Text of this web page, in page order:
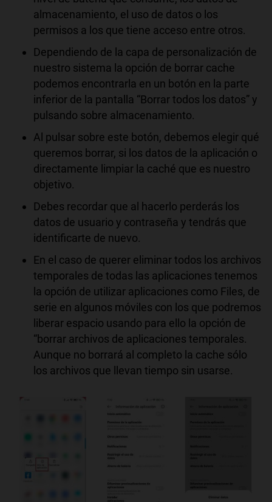
almacenamiento, el uso de datos o los
permisos a los que tiene acceso entre otros.
Dependiendo de la capa de personalización de
nuestro sistema la opción de borrar cache
podemos encontrarla en un botón en la parte
inferior de la pantalla “Borrar todos los datos” y
pulsando sobre almacenamiento.
Al pulsar sobre este botón, debemos elegir qué
queremos borrar, si los datos de la aplicación o
directamente limpiar la caché que es nuestro
objetivo.
Debes recordar que al hacerlo perderás los
datos de usuario y contraseña y tendrás que
identificarte de nuevo.
En el caso de querer eliminar todos los archivos
temporales de todas las aplicaciones tenemos
la opción de utilizar aplicaciones como Files, de
serie en algunos móviles con los que podremos
liberar espacio usando para ello la opción de
“borrar archivos de aplicaciones temporales.
Aunque no borrará al completo la cache sólo
los archivos que llevan tiempo sin usarse.